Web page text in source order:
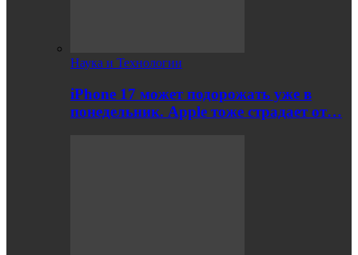
Наука и Технологии
iPhone 17 может подорожать уже в
понедельник. Apple тоже страдает от…